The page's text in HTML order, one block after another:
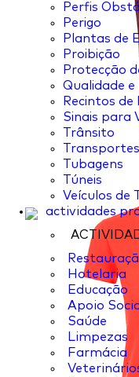
Perfis
Perigo
Plantas de
Proibição
Protecção
Qualidade e
Recintos de
Sinais para
Trânsito
Tubagens
Túneis
Veículos de
actividades
Hotelaria
Educação
Apoio
Saúde
Limpezas
Farmácia